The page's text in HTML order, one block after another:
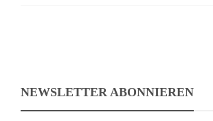
NEWSLETTER ABONNIEREN